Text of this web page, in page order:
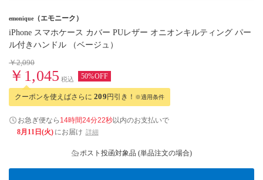
emonique （エモニーク）
iPhone スマホケース カバー PUレザー オニオンキルティング パー
ル付きハンドル （ベージュ）
￥2,090
￥1,045 税込 50%OFF
クーポンを使えばさらに 209円引き！ ※適用条件
お急ぎ便なら 14時間24分21秒以内のお支払いで
8月11日(火) にお届け 詳細
ポスト投函対象品 (単品注文の場合)